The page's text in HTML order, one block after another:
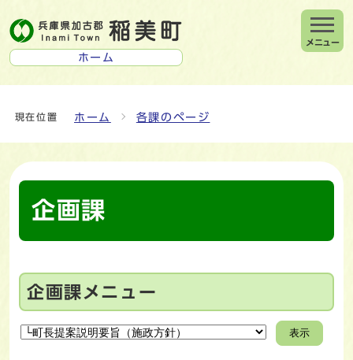
ホーム
メニュー
現在位置 ホーム 各課のページ
企画課
企画課メニュー
表示